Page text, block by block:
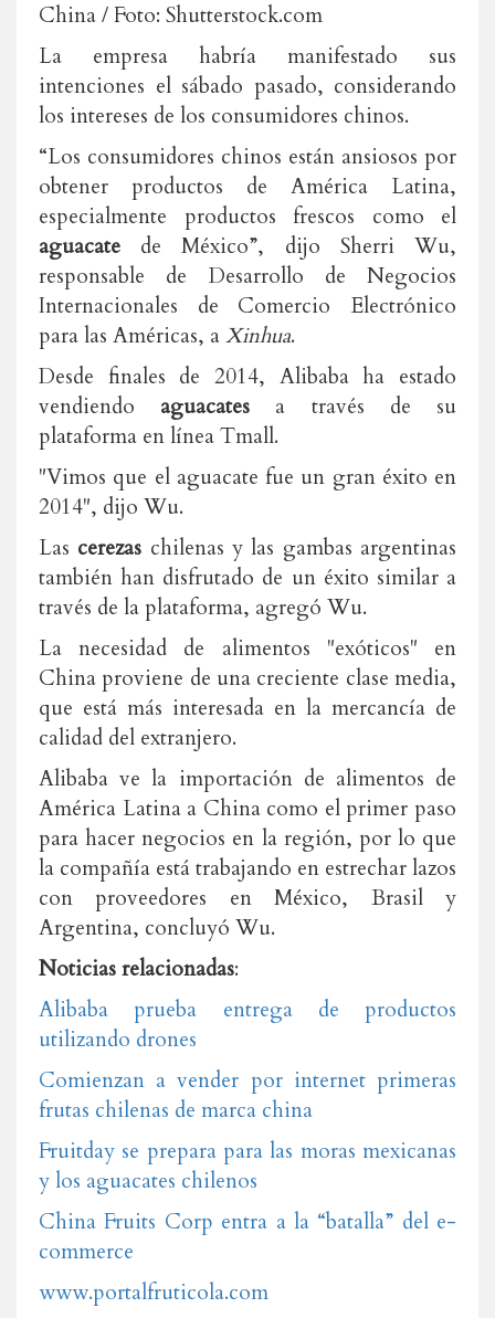
China / Foto: Shutterstock.com
La empresa habría manifestado sus
intenciones el sábado pasado, considerando
los intereses de los consumidores chinos.
“Los consumidores chinos están ansiosos por
obtener productos de América Latina,
especialmente productos frescos como el
aguacate de México”, dijo Sherri Wu,
responsable de Desarrollo de Negocios
Internacionales de Comercio Electrónico
para las Américas, aXinhua.
Desde finales de 2014, Alibaba ha estado
vendiendo aguacates a través de su
plataforma en línea Tmall.
"Vimos que el aguacate fue un gran éxito en
2014", dijo Wu.
Las cerezas chilenas y las gambas argentinas
también han disfrutado de un éxito similar a
través de la plataforma, agregó Wu.
La necesidad de alimentos "exóticos" en
China proviene de una creciente clase media,
que está más interesada en la mercancía de
calidad del extranjero.
Alibaba ve la importación de alimentos de
América Latina a China como el primer paso
para hacer negocios en la región, por lo que
la compañía está trabajando en estrechar lazos
con proveedores en México, Brasil y
Argentina, concluyó Wu.
Noticias relacionadas:
Alibaba prueba entrega de productos
utilizando drones
Comienzan a vender por internet primeras
frutas chilenas de marca china
Fruitday se prepara para las moras mexicanas
y los aguacates chilenos
China Fruits Corp entra a la “batalla” del e-
commerce
www.portalfruticola.com